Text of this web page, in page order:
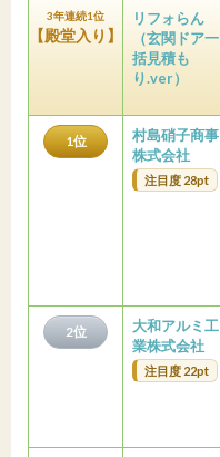
3年連続1位
【殿堂入り】
リフォらん
（玄関ドア一
括見積も
り.ver）
1位
村島硝子商事
株式会社
注目度 28pt
2位
大和アルミ工
業株式会社
注目度 22pt